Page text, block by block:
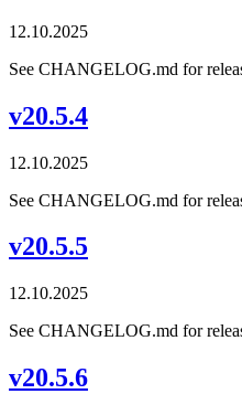
12.10.2025
See CHANGELOG.md for
v20.5.4
12.10.2025
See CHANGELOG.md for
v20.5.5
12.10.2025
See CHANGELOG.md for
v20.5.6